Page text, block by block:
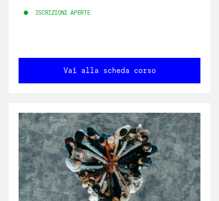
ISCRIZIONI APERTE
Vai alla scheda corso